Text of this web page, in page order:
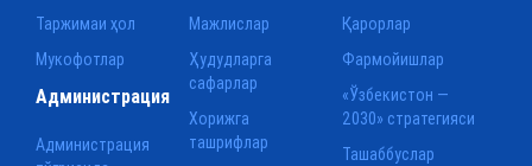
Таржимаи ҳол
Мукофотлар
Мажлислар
Ҳудудларга
сафарлар
Хорижга
ташрифлар
Қарорлар
Фармойишлар
«Ўзбекистон —
2030» стратегияси
Ташаббуслар
Администрация
Администрация